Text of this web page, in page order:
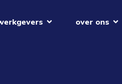
over ons